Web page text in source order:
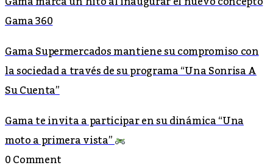
Gama 360
Gama Supermercados mantiene su compromiso con
la sociedad a través de su programa “Una Sonrisa A
Su Cuenta”
Gama te invita a participar en su dinámica “Una
moto a primera vista”
0 Comment